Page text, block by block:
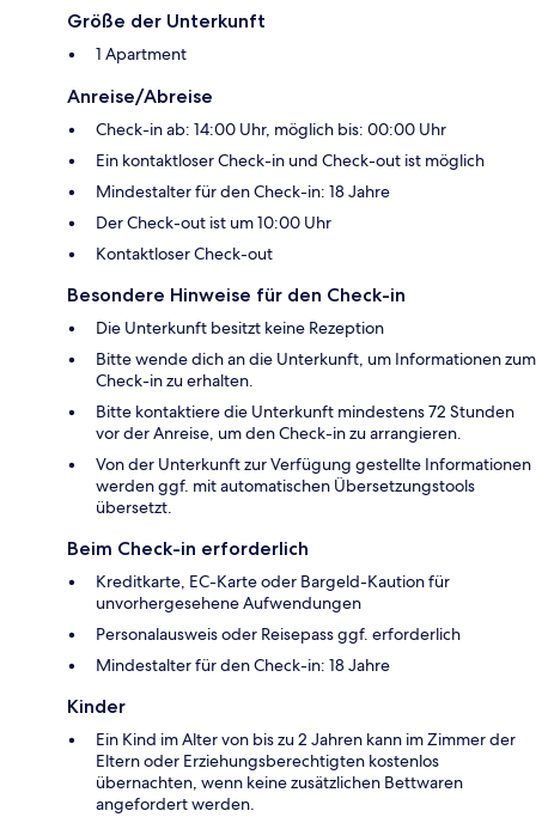
Größe der Unterkunft
1 Apartment
Anreise/Abreise
Check-in ab: 14:00 Uhr, möglich bis: 00:00 Uhr
Ein kontaktloser Check-in und Check-out ist möglich
Mindestalter für den Check-in: 18 Jahre
Der Check-out ist um 10:00 Uhr
Kontaktloser Check-out
Besondere Hinweise für den Check-in
Die Unterkunft besitzt keine Rezeption
Bitte wende dich an die Unterkunft, um Informationen zum
Check-in zu erhalten.
Bitte kontaktiere die Unterkunft mindestens 72 Stunden
vor der Anreise, um den Check-in zu arrangieren.
Von der Unterkunft zur Verfügung gestellte Informationen
werden ggf. mit automatischen Übersetzungstools
übersetzt.
Beim Check-in erforderlich
Kreditkarte, EC-Karte oder Bargeld-Kaution für
unvorhergesehene Aufwendungen
Personalausweis oder Reisepass ggf. erforderlich
Mindestalter für den Check-in: 18 Jahre
Kinder
Ein Kind im Alter von bis zu 2 Jahren kann im Zimmer der
Eltern oder Erziehungsberechtigten kostenlos
übernachten, wenn keine zusätzlichen Bettwaren
angefordert werden.